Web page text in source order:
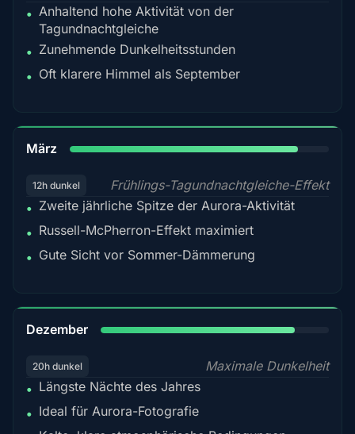
• Anhaltend hohe Aktivität von der
Tagundnachtgleiche
• Zunehmende Dunkelheitsstunden
• Oft klarere Himmel als September
März
12h dunkel
Frühlings-Tagundnachtgleiche-Effekt
• Zweite jährliche Spitze der Aurora-Aktivität
• Russell-McPherron-Effekt maximiert
• Gute Sicht vor Sommer-Dämmerung
Dezember
20h dunkel
Maximale Dunkelheit
• Längste Nächte des Jahres
• Ideal für Aurora-Fotografie